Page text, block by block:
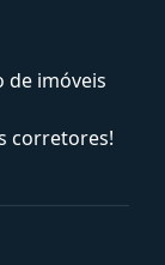
de imóveis
corretores!